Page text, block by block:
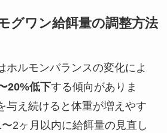
グワン給餌量の調整方法
ホルモンバランスの変化によ
20%低下する傾向がありま
与え続けると体重が増えやす
2ヶ月以内に給餌量の見直し